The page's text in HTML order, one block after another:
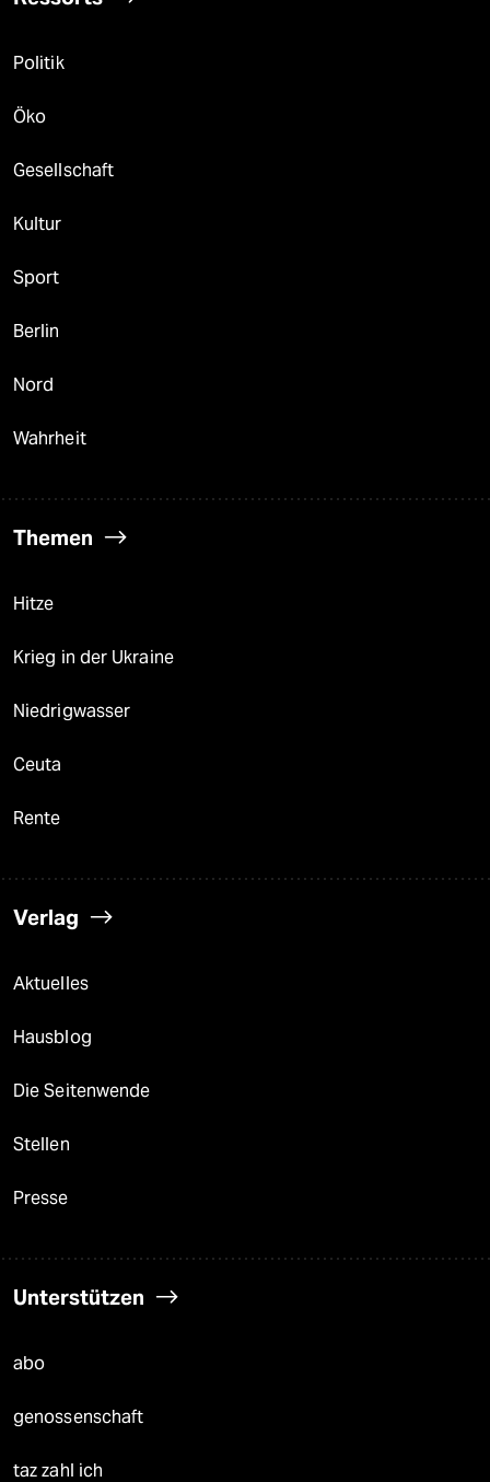
Politik
Öko
Gesellschaft
Kultur
Sport
Berlin
Nord
Wahrheit
Themen
Hitze
Krieg in der Ukraine
Niedrigwasser
Ceuta
Rente
Verlag
Aktuelles
Hausblog
Die Seitenwende
Stellen
Presse
Unterstützen
abo
genossenschaft
taz zahl ich